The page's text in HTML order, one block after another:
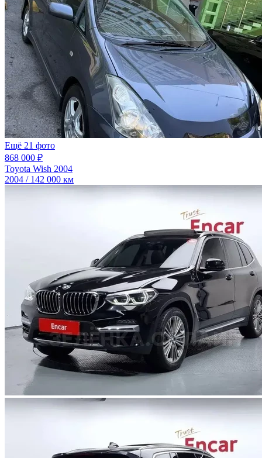
Ещё 21 фото
868 000 ₽
Toyota Wish 2004
2004 / 142 000 км